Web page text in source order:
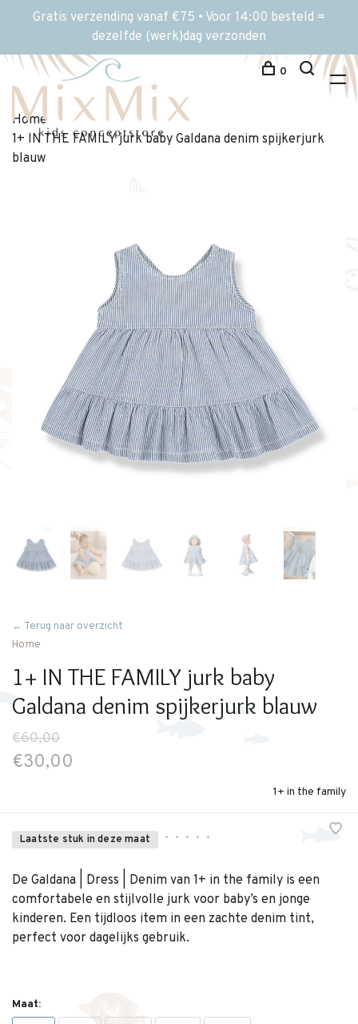
Gratis verzending vanaf €75 • Voor 14:00 besteld =
dezelfde (werk)dag verzonden
0
Home
1+ IN THE FAMILY jurk baby Galdana denim spijkerjurk
blauw
← Terug naar overzicht
Home
1+ IN THE FAMILY jurk baby
Galdana denim spijkerjurk blauw
€60,00
€30,00
1+ in the family
Laatste stuk in deze maat • • • • •
De Galdana | Dress | Denim van 1+ in the family is een
comfortabele en stijlvolle jurk voor baby’s en jonge
kinderen. Een tijdloos item in een zachte denim tint,
perfect voor dagelijks gebruik.
Maat: